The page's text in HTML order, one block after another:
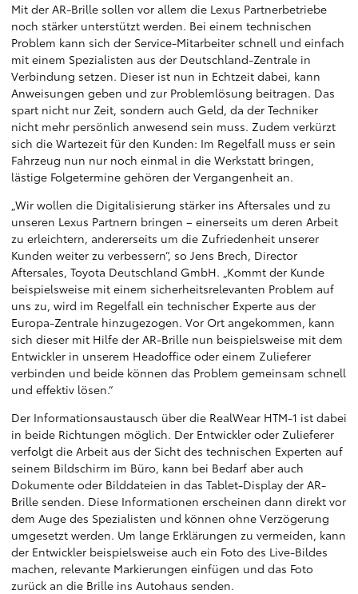
Mit der AR-Brille sollen vor allem die Lexus Partnerbetriebe
noch stärker unterstützt werden. Bei einem technischen
Problem kann sich der Service-Mitarbeiter schnell und einfach
mit einem Spezialisten aus der Deutschland-Zentrale in
Verbindung setzen. Dieser ist nun in Echtzeit dabei, kann
Anweisungen geben und zur Problemlösung beitragen. Das
spart nicht nur Zeit, sondern auch Geld, da der Techniker
nicht mehr persönlich anwesend sein muss. Zudem verkürzt
sich die Wartezeit für den Kunden: Im Regelfall muss er sein
Fahrzeug nun nur noch einmal in die Werkstatt bringen,
lästige Folgetermine gehören der Vergangenheit an.
„Wir wollen die Digitalisierung stärker ins Aftersales und zu
unseren Lexus Partnern bringen – einerseits um deren Arbeit
zu erleichtern, andererseits um die Zufriedenheit unserer
Kunden weiter zu verbessern“, so Jens Brech, Director
Aftersales, Toyota Deutschland GmbH. „Kommt der Kunde
beispielsweise mit einem sicherheitsrelevanten Problem auf
uns zu, wird im Regelfall ein technischer Experte aus der
Europa-Zentrale hinzugezogen. Vor Ort angekommen, kann
sich dieser mit Hilfe der AR-Brille nun beispielsweise mit dem
Entwickler in unserem Headoffice oder einem Zulieferer
verbinden und beide können das Problem gemeinsam schnell
und effektiv lösen.“
Der Informationsaustausch über die RealWear HTM-1 ist dabei
in beide Richtungen möglich. Der Entwickler oder Zulieferer
verfolgt die Arbeit aus der Sicht des technischen Experten auf
seinem Bildschirm im Büro, kann bei Bedarf aber auch
Dokumente oder Bilddateien in das Tablet-Display der AR-
Brille senden. Diese Informationen erscheinen dann direkt vor
dem Auge des Spezialisten und können ohne Verzögerung
umgesetzt werden. Um lange Erklärungen zu vermeiden, kann
der Entwickler beispielsweise auch ein Foto des Live-Bildes
machen, relevante Markierungen einfügen und das Foto
zurück an die Brille ins Autohaus senden.